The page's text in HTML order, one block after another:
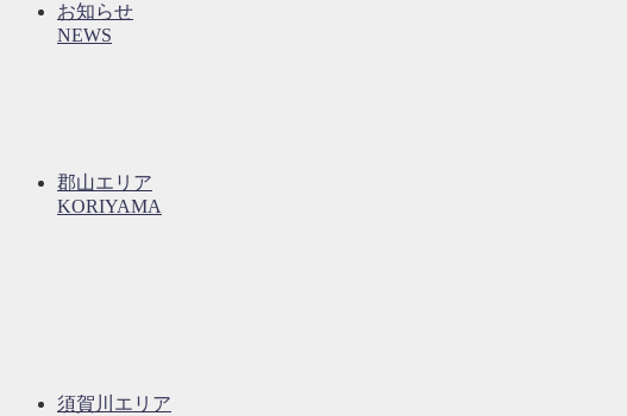
お知らせ
NEWS
郡山エリア
KORIYAMA
須賀川エリア